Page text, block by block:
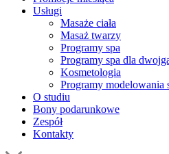
Usługi
Masaże ciała
Masaż twarzy
Programy spa
Programy spa dla
Kosmetologia
Programy modelowania
O studiu
Bony podarunkowe
Zespół
Kontakty